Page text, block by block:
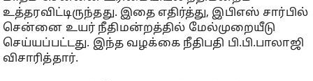
உத்தரவிட்டிருந்தது. இதை எதிர்த்து, இபிஎஸ் சார்பில்
சென்னை உயர் நீதிமன்றத்தில் மேல்முறையீடு
செய்யப்பட்டது. இந்த வழக்கை நீதிபதி பி.பி.பாலாஜி
விசாரித்தார்.